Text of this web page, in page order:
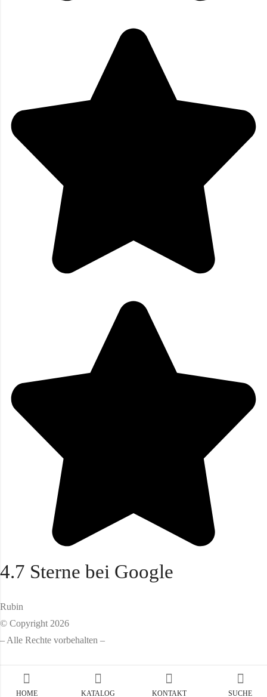
4.7 Sterne bei Google
Rubin
© Copyright 2026
– Alle Rechte vorbehalten –
HOME KATALOG KONTAKT SUCHE